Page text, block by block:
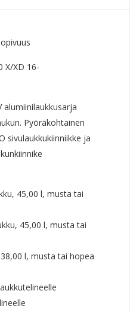
X/XD 16-
alumiinilaukkusarja
Pyöräkohtainen
sivulaukkukiinniikke ja
45,00 l, musta tai
45,00 l, musta tai
l, musta tai hopea